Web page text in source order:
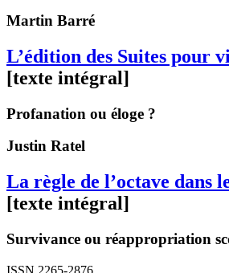
Martin Barré
L’édition des Suites pour
[texte intégral]
Profanation ou éloge ?
Justin Ratel
La règle de l’octave dans
[texte intégral]
Survivance ou réappropriation
ISSN 2265-2876